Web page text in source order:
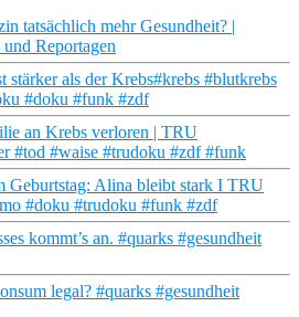
tatsächlich mehr Gesundheit? |
Reportagen
stärker als der Krebs#krebs #blutkrebs
#doku #funk #zdf
an Krebs verloren | TRU
#tod #waise #trudoku #zdf #funk
Geburtstag: Alina bleibt stark I TRU
#doku #trudoku #funk #zdf
kommt’s an. #quarks #gesundheit
legal? #quarks #gesundheit